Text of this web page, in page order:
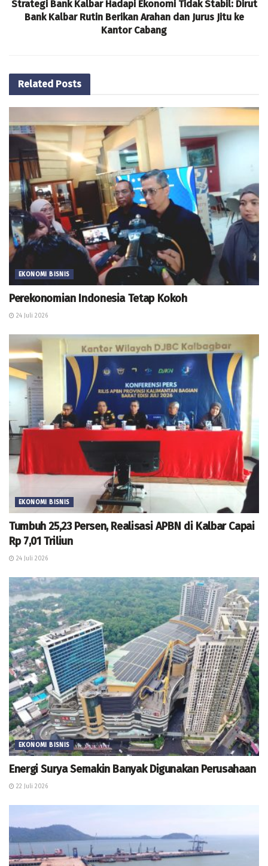
Strategi Bank Kalbar Hadapi Ekonomi Tidak Stabil: Dirut
Bank Kalbar Rutin Berikan Arahan dan Jurus Jitu ke
Kantor Cabang
Related Posts
EKONOMI BISNIS
Perekonomian Indonesia Tetap Kokoh
24 Juli 2026
EKONOMI BISNIS
Tumbuh 25,23 Persen, Realisasi APBN di Kalbar Capai
Rp 7,01 Triliun
24 Juli 2026
EKONOMI BISNIS
Energi Surya Semakin Banyak Digunakan Perusahaan
22 Juli 2026